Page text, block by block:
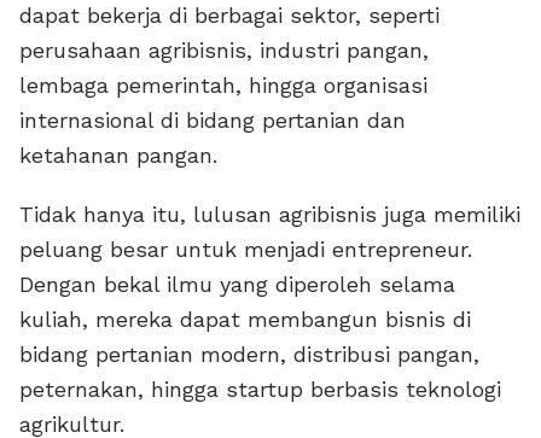
dapat bekerja di berbagai sektor, seperti
perusahaan agribisnis, industri pangan,
lembaga pemerintah, hingga organisasi
internasional di bidang pertanian dan
ketahanan pangan.
Tidak hanya itu, lulusan agribisnis juga memiliki
peluang besar untuk menjadi entrepreneur.
Dengan bekal ilmu yang diperoleh selama
kuliah, mereka dapat membangun bisnis di
bidang pertanian modern, distribusi pangan,
peternakan, hingga startup berbasis teknologi
agrikultur.